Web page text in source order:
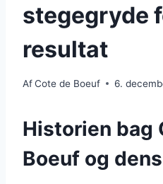
stegegryde
resultat
AfCote de Boeuf 6.
Historien bag
Boeuf og